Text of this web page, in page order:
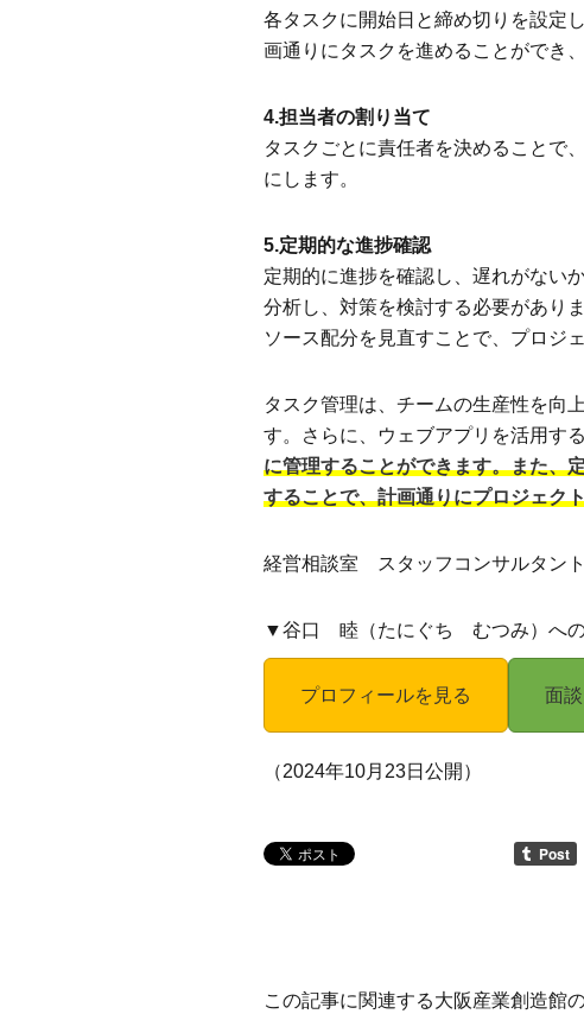
各タスクに開始日と締め切りを設定
画通りにタスクを進めることができ
4.担当者の割り当て
タスクごとに責任者を決めることで
にします。
5.定期的な進捗確認
定期的に進捗を確認し、遅れがない
分析し、対策を検討する必要があり
ソース配分を見直すことで、プロジ
タスク管理は、チームの生産性を向
す。さらに、ウェブアプリを活用する
に管理することができます。また、
することで、計画通りにプロジェク
経営相談室 スタッフコンサルタン
▼谷口 睦（たにぐち むつみ）への
プロフィールを見る 面
（2024年10月23日公開）
この記事に関連する大阪産業創造館